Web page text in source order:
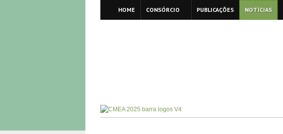
HOME CONSÓRCIO PUBLICAÇÕES NOTÍCIAS